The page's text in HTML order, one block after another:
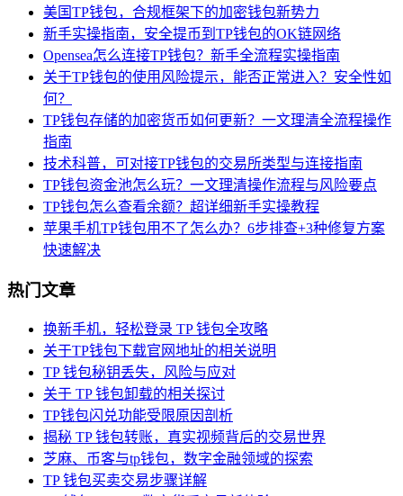
美国TP钱包，合规框架下的加密钱包新势力
新手实操指南，安全提币到TP钱包的OK链网络
Opensea怎么连接TP钱包？新手全流程实操指南
关于TP钱包的使用风险提示，能否正常进入？安全性如
何？
TP钱包存储的加密货币如何更新？一文理清全流程操作
指南
技术科普，可对接TP钱包的交易所类型与连接指南
TP钱包资金池怎么玩？一文理清操作流程与风险要点
TP钱包怎么查看余额？超详细新手实操教程
苹果手机TP钱包用不了怎么办？6步排查+3种修复方案
快速解决
热门文章
换新手机，轻松登录 TP 钱包全攻略
关于TP钱包下载官网地址的相关说明
TP 钱包秘钥丢失，风险与应对
关于 TP 钱包卸载的相关探讨
TP钱包闪兑功能受限原因剖析
揭秘 TP 钱包转账，真实视频背后的交易世界
芝麻、币客与tp钱包，数字金融领域的探索
TP 钱包买卖交易步骤详解